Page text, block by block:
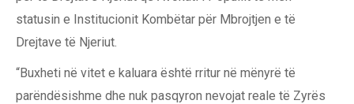
statusin e Institucionit Kombëtar për Mbrojtjen e të
Drejtave të Njeriut.
“Buxheti në vitet e kaluara është rritur në mënyrë të
parëndësishme dhe nuk pasqyron nevojat reale të Zyrës